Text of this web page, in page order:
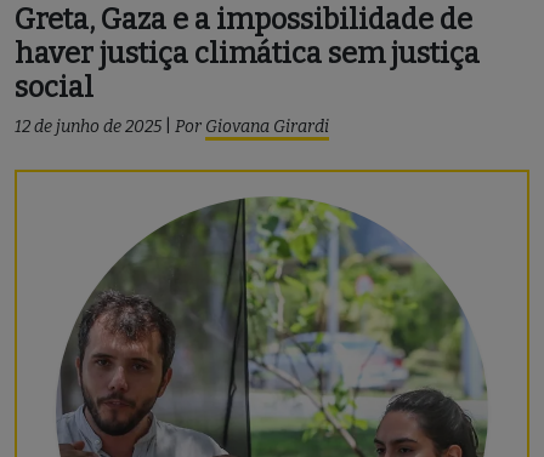
Greta, Gaza e a impossibilidade de
haver justiça climática sem justiça
social
12 de junho de 2025 Por Giovana Girardi